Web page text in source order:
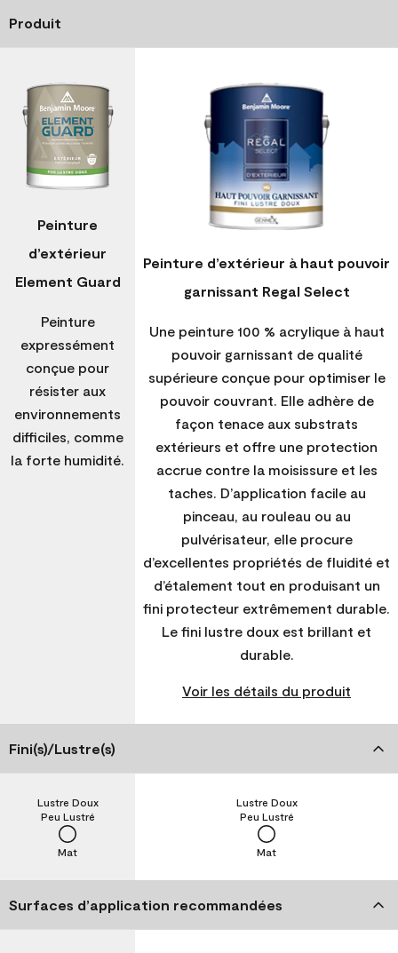
Produit
Peinture
d’extérieur
Element Guard
Peinture
expressément
conçue pour
résister aux
environnements
difficiles, comme
la forte humidité.
Peinture d’extérieur à haut pouvoir
garnissant Regal Select
Une peinture 100 % acrylique à haut
pouvoir garnissant de qualité
supérieure conçue pour optimiser le
pouvoir couvrant. Elle adhère de
façon tenace aux substrats
extérieurs et offre une protection
accrue contre la moisissure et les
taches. D’application facile au
pinceau, au rouleau ou au
pulvérisateur, elle procure
d’excellentes propriétés de fluidité et
d’étalement tout en produisant un
fini protecteur extrêmement durable.
Le fini lustre doux est brillant et
durable.
Voir les détails du produit
Fini(s)/Lustre(s)
Mat
Peu Lustré
Lustre Doux
Mat
Peu Lustré
Lustre Doux
Surfaces d’application recommandées